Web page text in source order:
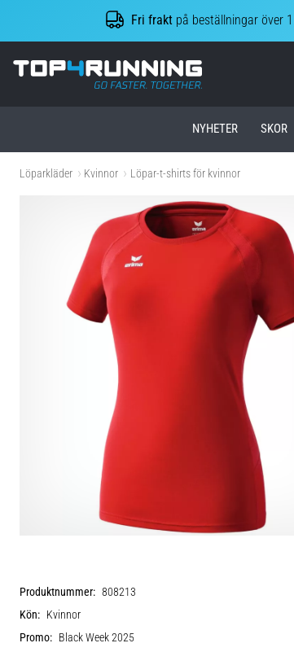
Fri frakt på beställningar över
Top4Running.se
NYHETER SKOR
Löparkläder Kvinnor Löpar-t-shirts för kvinnor
Produktnummer: 808213
Kön: Kvinnor
Promo: Black Week 2025